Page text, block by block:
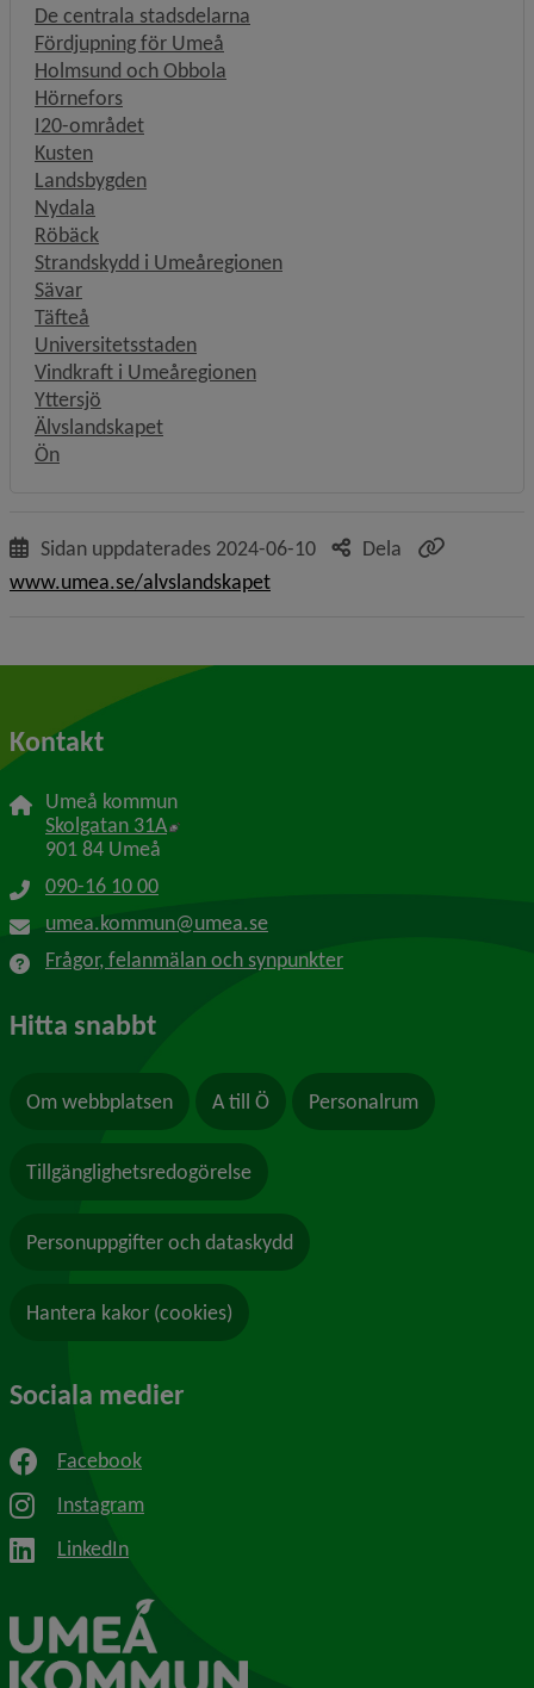
De centrala stadsdelarna
Fördjupning för Umeå
Holmsund och Obbola
Hörnefors
I20-området
Kusten
Landsbygden
Nydala
Röbäck
Strandskydd i Umeåregionen
Sävar
Täfteå
Universitetsstaden
Vindkraft i Umeåregionen
Yttersjö
Älvslandskapet
Ön
Sidan uppdaterades 2024-06-10
Dela
www.umea.se/alvslandskapet
Kontakt
Umeå kommun
Skolgatan 31A Länk till annan webbplats, öppnas i nytt
901 84 Umeå
090-16 10 00
umea.kommun@umea.se
Frågor, felanmälan och synpunkter
Hitta snabbt
Om webbplatsen A till Ö Personalrum
Tillgänglighetsredogörelse
Personuppgifter och dataskydd
Hantera kakor (cookies)
Sociala medier
Facebook
Instagram
LinkedIn